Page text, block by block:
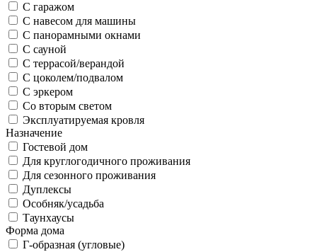
С гаражом
С навесом для машины
С панорамными окнами
С сауной
С террасой/верандой
С цоколем/подвалом
С эркером
Со вторым светом
Эксплуатируемая кровля
Назначение
Гостевой дом
Для круглогодичного проживания
Для сезонного проживания
Дуплексы
Особняк/усадьба
Таунхаусы
Форма дома
Г-образная (угловые)